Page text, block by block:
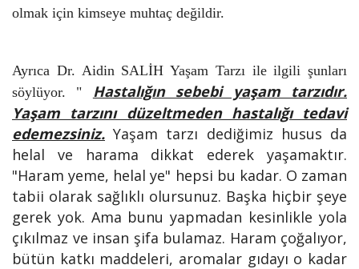
olmak için kimseye muhtaç değildir.
Ayrıca Dr. Aidin SALİH Yaşam Tarzı ile ilgili şunları
söylüyor. " Hastalığın sebebi yaşam tarzıdır.
Yaşam tarzını düzeltmeden hastalığı tedavi
edemezsiniz. Yaşam tarzı dediğimiz husus da
helal ve harama dikkat ederek yaşamaktır.
"Haram yeme, helal ye" hepsi bu kadar. O zaman
tabii olarak sağlıklı olursunuz. Başka hiçbir şeye
gerek yok. Ama bunu yapmadan kesinlikle yola
çıkılmaz ve insan şifa bulamaz. Haram çoğalıyor,
bütün katkı maddeleri, aromalar gıdayı o kadar